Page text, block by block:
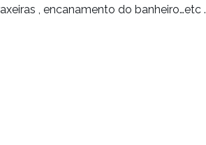
, encanamento do banheiro…etc .